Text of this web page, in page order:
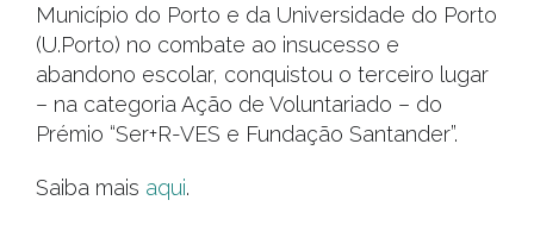
Município do Porto e da Universidade do Porto
(U.Porto) no combate ao insucesso e
abandono escolar, conquistou o terceiro lugar
– na categoria Ação de Voluntariado – do
Prémio “Ser+R-VES e Fundação Santander”.
Saiba mais aqui.